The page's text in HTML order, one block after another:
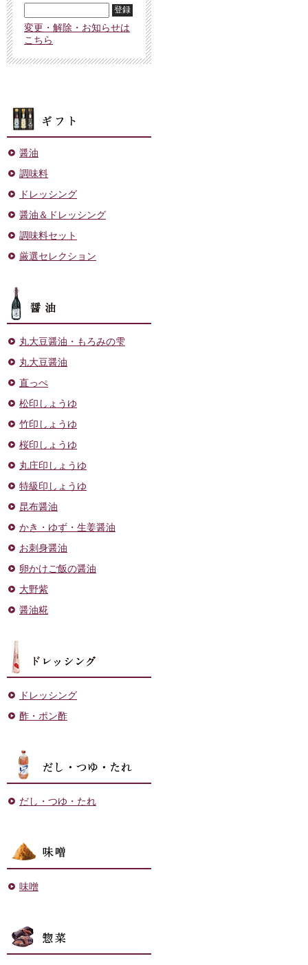
変更・解除・お知らせは
こちら
醤油
調味料
ドレッシング
醤油＆ドレッシング
調味料セット
厳選セレクション
丸大豆醤油・もろみの雫
丸大豆醤油
直っぺ
松印しょうゆ
竹印しょうゆ
桜印しょうゆ
丸庄印しょうゆ
特級印しょうゆ
昆布醤油
かき・ゆず・生姜醤油
お刺身醤油
卵かけご飯の醤油
大野紫
醤油糀
ドレッシング
酢・ポン酢
だし・つゆ・たれ
味噌